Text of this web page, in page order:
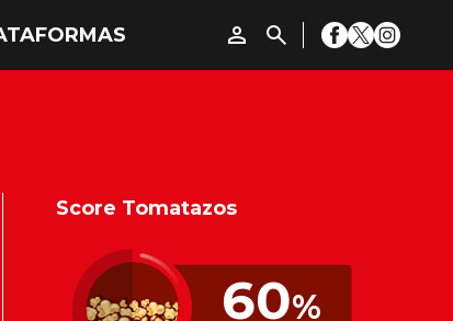
Score Tomatazos
60%